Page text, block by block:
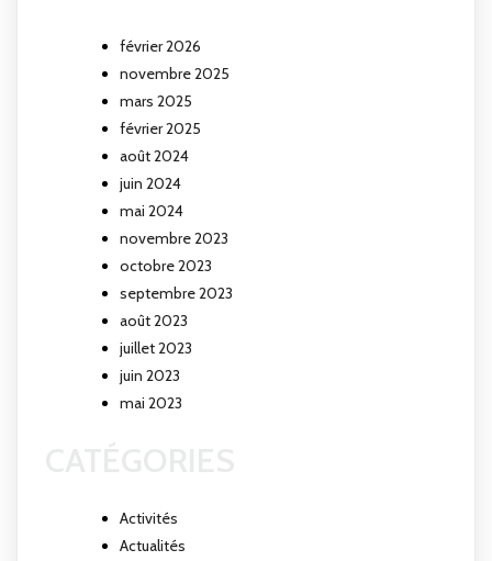
février 2026
novembre 2025
mars 2025
février 2025
août 2024
juin 2024
mai 2024
novembre 2023
octobre 2023
septembre 2023
août 2023
juillet 2023
juin 2023
mai 2023
Activités
Actualités